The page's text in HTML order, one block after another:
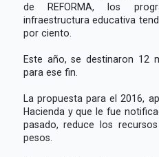
de REFORMA, los
infraestructura educativa
por ciento.
Este año, se destinaron 12
para ese fin.
La propuesta para el 2016,
Hacienda y que le fue
pasado, reduce los
pesos.